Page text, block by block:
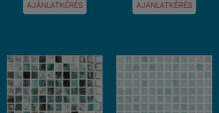
Hálós kasírozás
UV álló, saválló, lúgálló,
AJÁNLATKÉRÉS
20 lap
Hálós kasírozás
AJÁNLATKÉRÉS